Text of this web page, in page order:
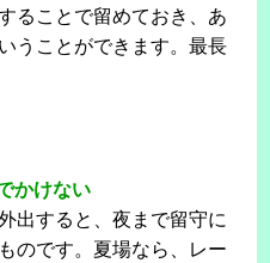
ることで留めておき、あ
うことができます。最長
かけない
出すると、夜まで留守に
のです。夏場なら、レー